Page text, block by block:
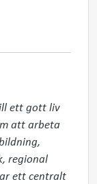
ett gott liv
att arbeta
regional
ett centralt